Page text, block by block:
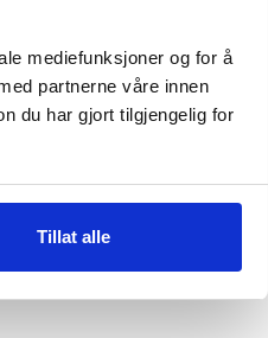
mediefunksjoner og for å
partnerne våre innen
du har gjort tilgjengelig for
Tillat alle